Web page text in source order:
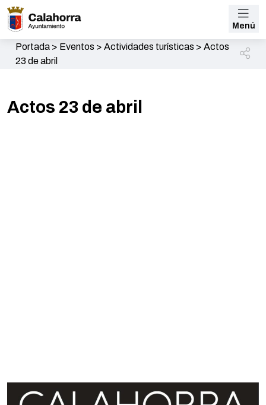
Menú
Portada> Eventos > Actividades turísticas > Actos
23 de abril
Actos 23 de abril